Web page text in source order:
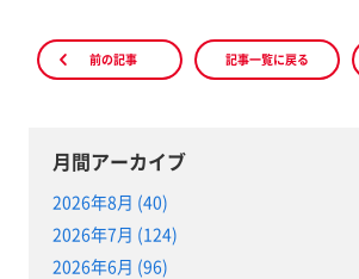
前の記事 記事一覧に戻る
月間アーカイブ
2026年8月 (40)
2026年7月 (124)
2026年6月 (96)